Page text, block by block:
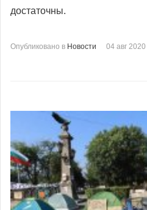
достаточны.
Опубликовано в Новости 04 авг 2020